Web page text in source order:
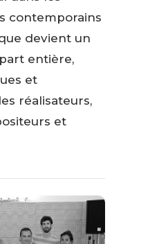
contemporains
devient un
entière,
et
réalisateurs,
et